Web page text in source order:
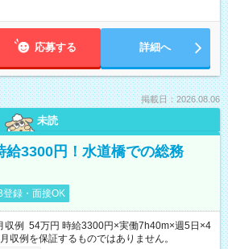
応募する 詳細へ
掲載日：2026.08.06
未読
給3300円！水道橋での総務
登録・面接OK
例 54万円 時給3300円×実働7h40m×週5日×4
例を保証するものではありません。